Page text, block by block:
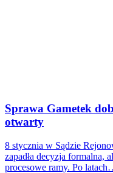
Sprawa Gametek
otwarty
8 stycznia w Sądzie
zapadła decyzja formalna,
procesowe ramy. Po